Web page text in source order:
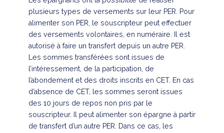
plusieurs types de versements sur leur PER. Pour
alimenter son PER, le souscripteur peut effectuer
des versements volontaires, en numéraire. Il est
autorisé à faire un transfert depuis un autre PER.
Les sommes transférées sont issues de
l’intéressement, de la participation, de
l’abondement et des droits inscrits en CET. En cas
d’absence de CET, les sommes seront issues
des 10 jours de repos non pris par le
souscripteur. Il peut alimenter son épargne à partir
de transfert d’un autre PER. Dans ce cas, les